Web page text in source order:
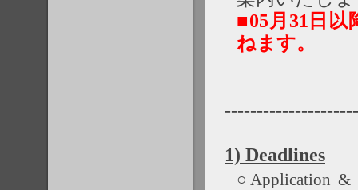
■05月31日
ねます。
1) Deadlines
○Application &